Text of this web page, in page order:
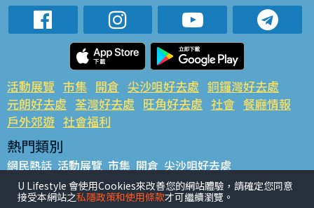
活動展覽 市集 開倉 尖沙咀好去處 銅鑼灣好去處
元朗好去處 荃灣好去處 旺角好去處 社會 餐廳情報
戶外郊遊 社會福利
熱門類別
網民熱話 活動展覽 市集 開倉 尖沙咀好去處
銅鑼灣好去處 元朗好去處 荃灣好去處 旺角好去處 社會
餐廳情報 戶外郊遊
U Lifestyle 會使用Cookies來改善您的網站體驗，請確定您同意
接受本網站之私隱政策和使用條款才可繼續瀏覽。